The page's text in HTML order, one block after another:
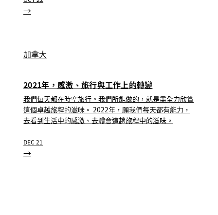
→
加拿大
2021年，感激、旅行與工作上的轉變
我們每天都在時空旅行。我們所能做的，就是盡全力欣賞
這個卓越旅程的滋味。 2022年，願我們每天都有能力，
去看到生活中的感激、去體會這趟旅程中的滋味。
DEC 21
→